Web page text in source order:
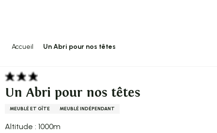
Accueil Un Abri pour nos têtes
Un Abri pour nos têtes
MEUBLÉ ET GÎTE MEUBLÉ INDÉPENDANT
Altitude : 1000m